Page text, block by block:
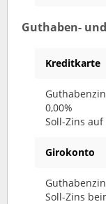
Guthaben-
Kreditkarte
0,00%
Soll-Zins
Girokonto
Soll-Zins